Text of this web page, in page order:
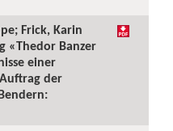
Frick, Karin
«Thedor Banzer
einer
der